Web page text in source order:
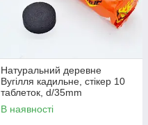
Натуральний деревне
Вугілля кадильне, стікер 10
таблеток, d/35mm
В наявності